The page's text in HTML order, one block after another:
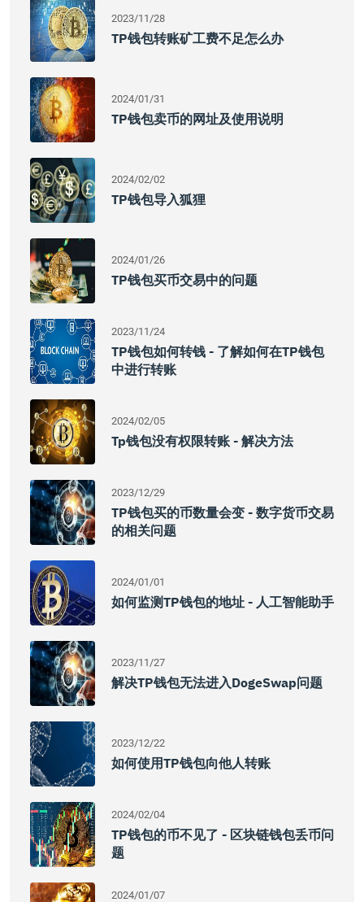
2023/11/28
TP钱包转账矿工费不足怎么办
2024/01/31
TP钱包卖币的网址及使用说明
2024/02/02
TP钱包导入狐狸
2024/01/26
TP钱包买币交易中的问题
2023/11/24
TP钱包如何转钱 - 了解如何在TP钱包
中进行转账
2024/02/05
Tp钱包没有权限转账 - 解决方法
2023/12/29
TP钱包买的币数量会变 - 数字货币交易
的相关问题
2024/01/01
如何监测TP钱包的地址 - 人工智能助手
2023/11/27
解决TP钱包无法进入DogeSwap问题
2023/12/22
如何使用TP钱包向他人转账
2024/02/04
TP钱包的币不见了 - 区块链钱包丢币问
题
2024/01/07